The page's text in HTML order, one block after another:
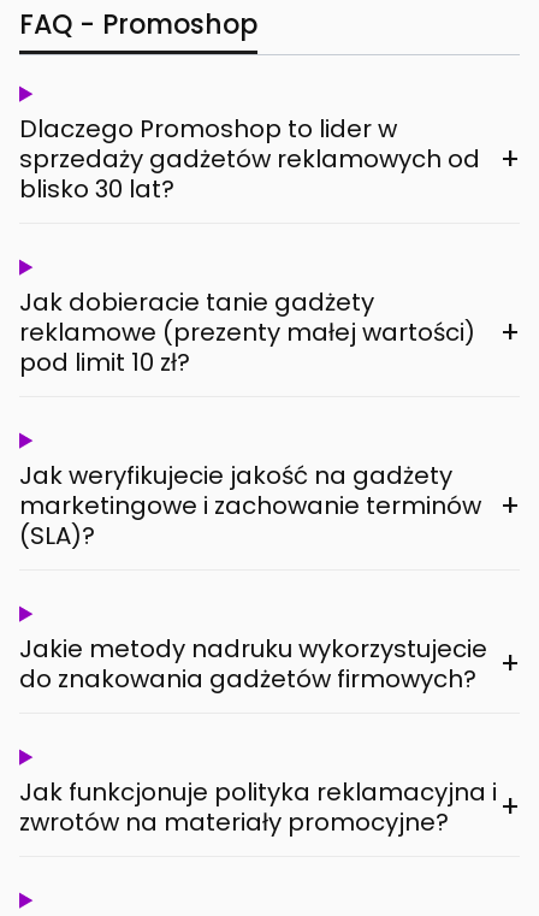
FAQ - Promoshop
Dlaczego Promoshop to lider w
sprzedaży gadżetów reklamowych od
blisko 30 lat?
+
Jak dobieracie tanie gadżety
reklamowe (prezenty małej wartości)
pod limit 10 zł?
+
Jak weryfikujecie jakość na gadżety
marketingowe i zachowanie terminów
(SLA)?
+
Jakie metody nadruku wykorzystujecie
do znakowania gadżetów firmowych?
+
Jak funkcjonuje polityka reklamacyjna i
zwrotów na materiały promocyjne?
+